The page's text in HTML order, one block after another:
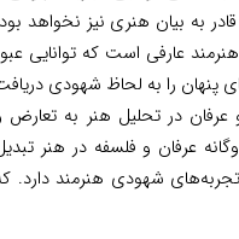
بیان هنری نیز نخواهد بود.
عارفی است که توانایی عبور
پنهان را به لحاظ شهودی دریافت
در تحلیل هنر به تعارض و
عرفان و فلسفه در هنر تبدیل
شهودی هنرمند دارد. که